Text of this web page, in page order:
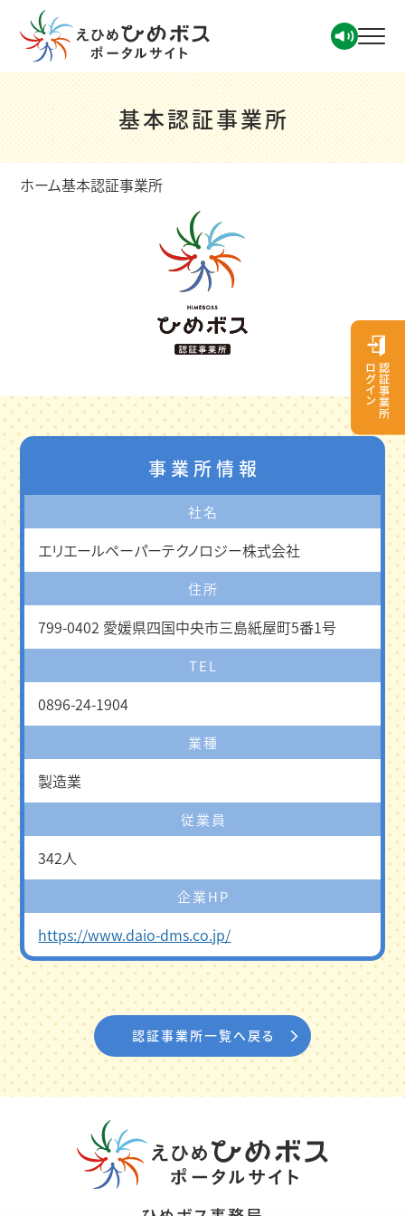
基本認証事業所
ホーム基本認証事業所
事業所情報
社名
エリエールペーパーテクノロジー株式会社
住所
799-0402 愛媛県四国中央市三島紙屋町5番1号
TEL
0896-24-1904
業種
製造業
従業員
342人
企業HP
https://www.daio-dms.co.jp/
認証事業所一覧へ戻る